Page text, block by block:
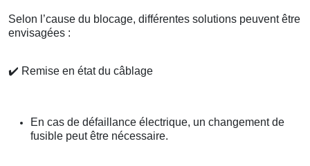
Selon l’cause du blocage, différentes solutions peuvent être
envisagées :
✔️ Remise en état du câblage
En cas de défaillance électrique, un changement de
fusible peut être nécessaire.